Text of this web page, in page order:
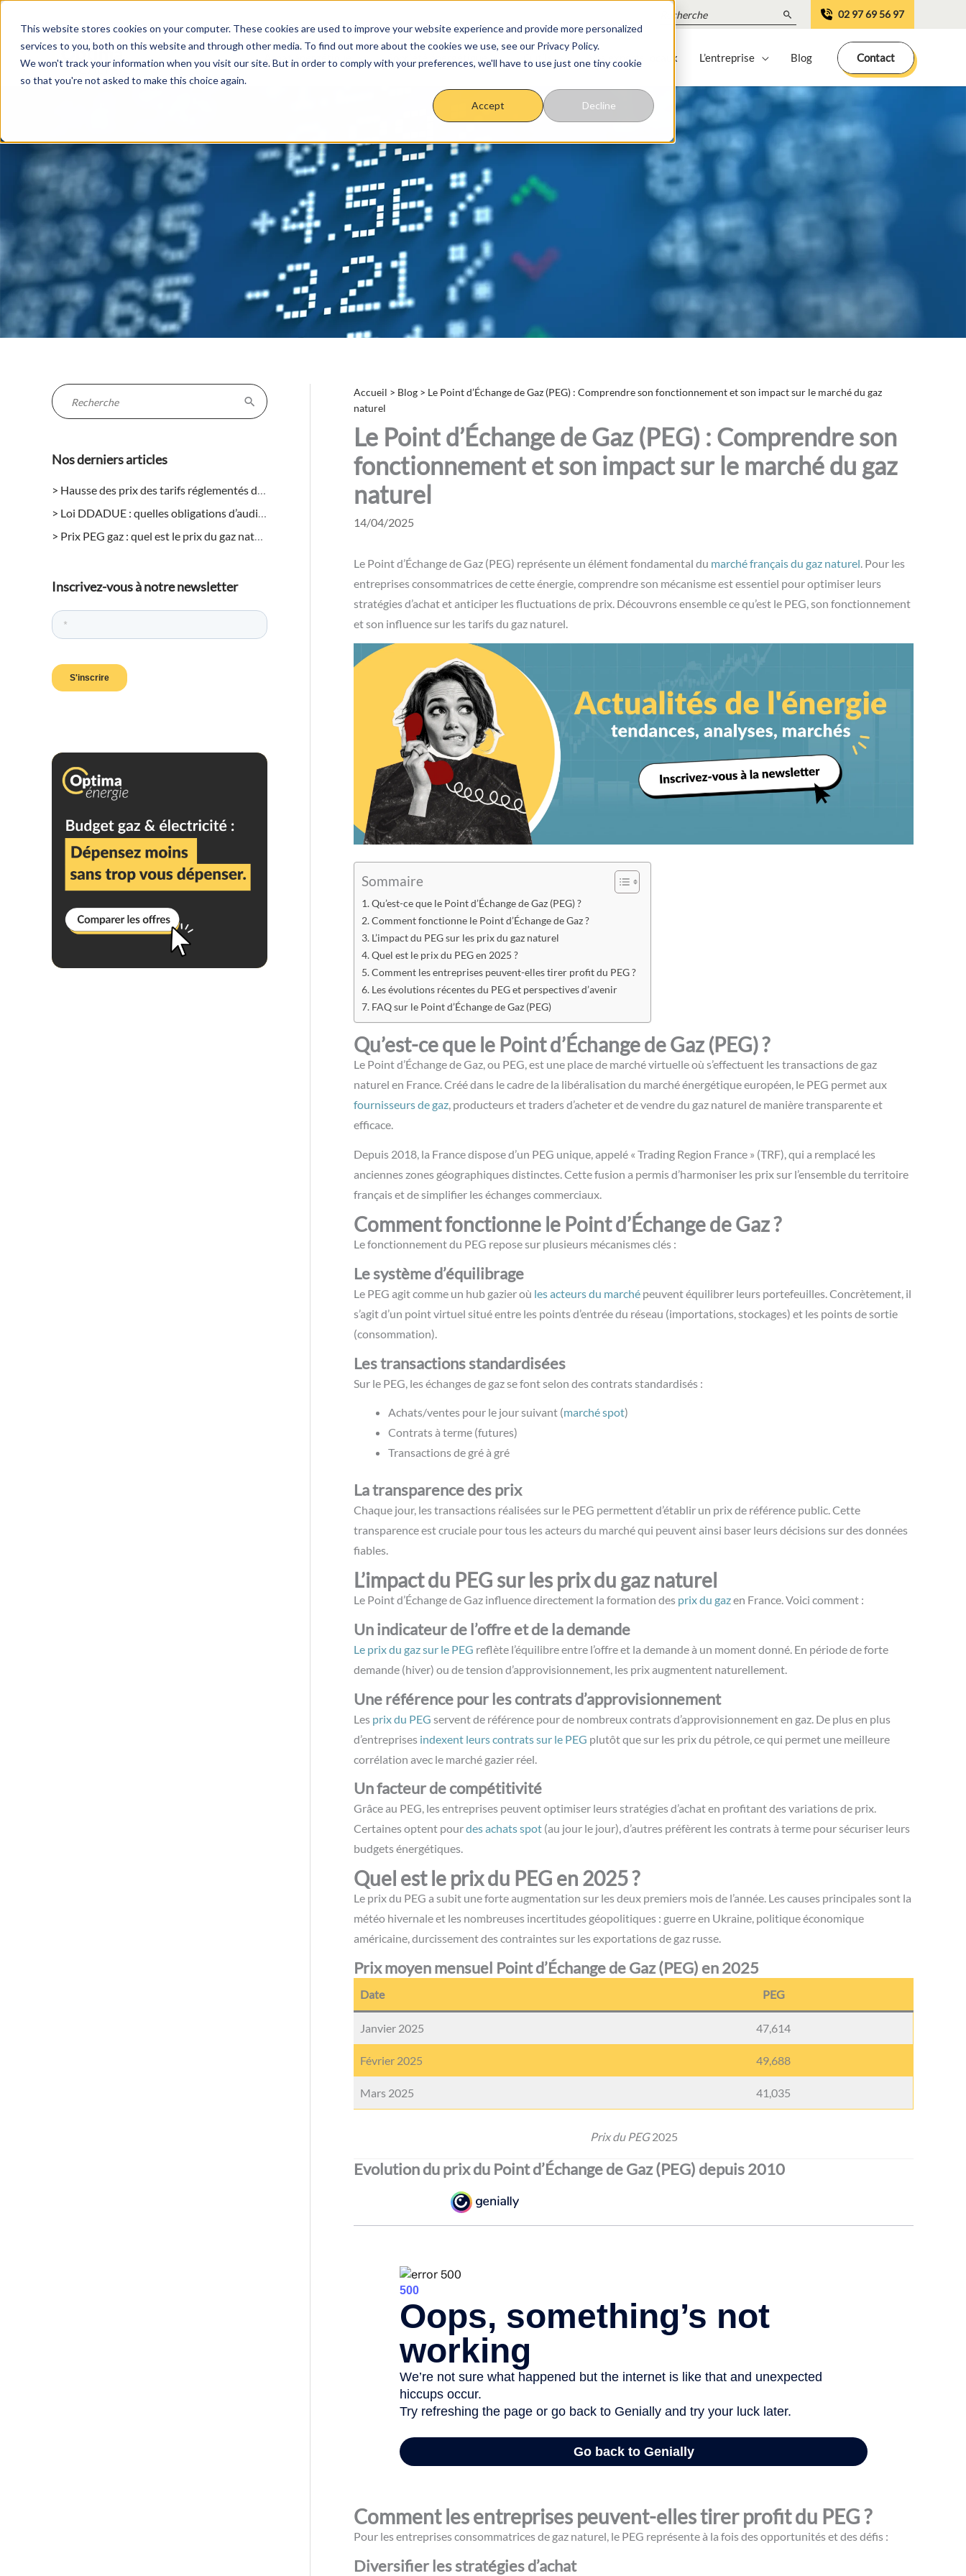
This website stores cookies on your computer. These cookies are used to improve your website experience and provide more personalized
services to you, both on this website and through other media. To find out more about the cookies we use, see our Privacy Policy.
We won't track your information when you visit our site. But in order to comply with your preferences, we'll have to use just one tiny cookie
so that you're not asked to make this choice again.
Accept Decline
Aller
contenu
Search
for:
02 97 69 56 97
Achat énergétique Sobriété énergétique Outils Vos experts locaux L’entreprise Blog Contact
R
h
r
Nos derniers articles
Hausse des prix des tarifs réglementés de l’électricité en août 2026 : quels impacts pour les entreprises ?
Loi DDADUE : quelles obligations d’audit énergétique pour les entreprises ?
Prix PEG gaz : quel est le prix du gaz naturel aujourd’hui sur le marché de gros ?
Inscrivez-vous à notre newsletter
Accueil > Blog > Le Point d’Échange de Gaz (PEG) : Comprendre son fonctionnement et son impact sur le marché du gaz
naturel
Le Point d’Échange de Gaz (PEG) : Comprendre son
fonctionnement et son impact sur le marché du gaz
naturel
14/04/2025
Le Point d’Échange de Gaz (PEG) représente un élément fondamental du marché français du gaz naturel . Pour les
entreprises consommatrices de cette énergie, comprendre son mécanisme est essentiel pour optimiser leurs
stratégies d’achat et anticiper les fluctuations de prix. Découvrons ensemble ce qu’est le PEG, son fonctionnement
et son influence sur les tarifs du gaz naturel.
Sommaire
Qu’est-ce que le Point d’Échange de Gaz (PEG) ?
Comment fonctionne le Point d’Échange de Gaz ?
L’impact du PEG sur les prix du gaz naturel
Quel est le prix du PEG en 2025 ?
Comment les entreprises peuvent-elles tirer profit du PEG ?
Les évolutions récentes du PEG et perspectives d’avenir
FAQ sur le Point d’Échange de Gaz (PEG)
Qu’est-ce que le Point d’Échange de Gaz (PEG) ?
Le Point d’Échange de Gaz, ou PEG, est une place de marché virtuelle où s’effectuent les transactions de gaz
naturel en France. Créé dans le cadre de la libéralisation du marché énergétique européen, le PEG permet aux
fournisseurs de gaz, producteurs et traders d’acheter et de vendre du gaz naturel de manière transparente et
efficace.
Depuis 2018, la France dispose d’un PEG unique, appelé « Trading Region France » (TRF), qui a remplacé les
anciennes zones géographiques distinctes. Cette fusion a permis d’harmoniser les prix sur l’ensemble du territoire
français et de simplifier les échanges commerciaux.
Comment fonctionne le Point d’Échange de Gaz ?
Le fonctionnement du PEG repose sur plusieurs mécanismes clés :
Le système d’équilibrage
Le PEG agit comme un hub gazier où les acteurs du marché peuvent équilibrer leurs portefeuilles. Concrètement, il
s’agit d’un point virtuel situé entre les points d’entrée du réseau (importations, stockages) et les points de sortie
(consommation).
Les transactions standardisées
Sur le PEG, les échanges de gaz se font selon des contrats standardisés :
Achats/ventes pour le jour suivant (marché spot)
Contrats à terme (futures)
Transactions de gré à gré
La transparence des prix
Chaque jour, les transactions réalisées sur le PEG permettent d’établir un prix de référence public. Cette
transparence est cruciale pour tous les acteurs du marché qui peuvent ainsi baser leurs décisions sur des données
fiables.
L’impact du PEG sur les prix du gaz naturel
Le Point d’Échange de Gaz influence directement la formation des prix du gazen France. Voici comment :
Un indicateur de l’offre et de la demande
Le prix du gaz sur le PEG reflète l’équilibre entre l’offre et la demande à un moment donné. En période de forte
demande (hiver) ou de tension d’approvisionnement, les prix augmentent naturellement.
Une référence pour les contrats d’approvisionnement
Les prix du PEG servent de référence pour de nombreux contrats d’approvisionnement en gaz. De plus en plus
d’entreprises indexent leurs contrats sur le PEG plutôt que sur les prix du pétrole, ce qui permet une meilleure
corrélation avec le marché gazier réel.
Un facteur de compétitivité
Grâce au PEG, les entreprises peuvent optimiser leurs stratégies d’achat en profitant des variations de prix.
Certaines optent pourdes achats spot (au jour le jour), d’autres préfèrent les contrats à terme pour sécuriser leurs
budgets énergétiques.
Quel est le prix du PEG en 2025 ?
Le prix du PEG a subit une forte augmentation sur les deux premiers mois de l’année. Les causes principales sont la
météo hivernale et les nombreuses incertitudes géopolitiques : guerre en Ukraine, politique économique
américaine, durcissement des contraintes sur les exportations de gaz russe.
Prix moyen mensuel Point d’Échange de Gaz (PEG) en 2025
Date PEG
Janvier 2025 47,614
Février 2025 49,688
Mars 2025 41,035
Prix du PEG2025
Evolution du prix du Point d’Échange de Gaz (PEG) depuis 2010
Comment les entreprises peuvent-elles tirer profit du PEG ?
Pour les entreprises consommatrices de gaz naturel, le PEG représente à la fois des opportunités et des défis :
Diversifier les stratégies d’achat